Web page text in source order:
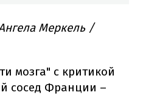
Меркель /
мозга" с критикой
сосед Франции –